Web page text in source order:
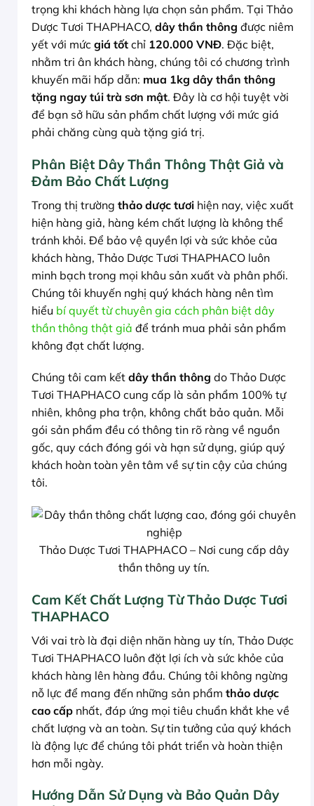
trọng khi khách hàng lựa chọn sản phẩm. Tại Thảo
Dược Tươi THAPHACO, dây thần thông được niêm
yết với mức giá tốt chỉ 120.000 VNĐ. Đặc biệt,
nhằm tri ân khách hàng, chúng tôi có chương trình
khuyến mãi hấp dẫn: mua 1kg dây thần thông
tặng ngay túi trà sơn mật. Đây là cơ hội tuyệt vời
để bạn sở hữu sản phẩm chất lượng với mức giá
phải chăng cùng quà tặng giá trị.
Phân Biệt Dây Thần Thông Thật Giả và
Đảm Bảo Chất Lượng
Trong thị trường thảo dược tươi hiện nay, việc xuất
hiện hàng giả, hàng kém chất lượng là không thể
tránh khỏi. Để bảo vệ quyền lợi và sức khỏe của
khách hàng, Thảo Dược Tươi THAPHACO luôn
minh bạch trong mọi khâu sản xuất và phân phối.
Chúng tôi khuyến nghị quý khách hàng nên tìm
hiểu bí quyết từ chuyên gia cách phân biệt dây
thần thông thật giả để tránh mua phải sản phẩm
không đạt chất lượng.
Chúng tôi cam kết dây thần thông do Thảo Dược
Tươi THAPHACO cung cấp là sản phẩm 100% tự
nhiên, không pha trộn, không chất bảo quản. Mỗi
gói sản phẩm đều có thông tin rõ ràng về nguồn
gốc, quy cách đóng gói và hạn sử dụng, giúp quý
khách hoàn toàn yên tâm về sự tin cậy của chúng
tôi.
Thảo Dược Tươi THAPHACO – Nơi cung cấp dây
thần thông uy tín.
Cam Kết Chất Lượng Từ Thảo Dược Tươi
THAPHACO
Với vai trò là đại diện nhãn hàng uy tín, Thảo Dược
Tươi THAPHACO luôn đặt lợi ích và sức khỏe của
khách hàng lên hàng đầu. Chúng tôi không ngừng
nỗ lực để mang đến những sản phẩm thảo dược
cao cấp nhất, đáp ứng mọi tiêu chuẩn khắt khe về
chất lượng và an toàn. Sự tin tưởng của quý khách
là động lực để chúng tôi phát triển và hoàn thiện
hơn mỗi ngày.
Hướng Dẫn Sử Dụng và Bảo Quản Dây